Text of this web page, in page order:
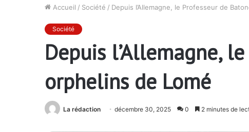
Accueil / Société / Depuis l’Allemagne, le Professeur de
Société
Depuis l’Allemagne,
orphelins de Lomé
La rédaction décembre 30, 2025 0 2 minutes de